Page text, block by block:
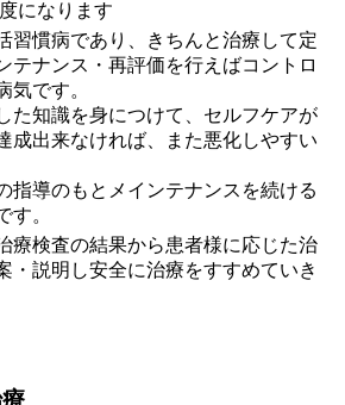
になります
習慣病であり、きちんと治療して定
テナンス・再評価を行えばコントロ
気です。
た知識を身につけて、セルフケアが
成出来なければ、また悪化しやすい
指導のもとメインテナンスを続ける
す。
療検査の結果から患者様に応じた治
・説明し安全に治療をすすめていき